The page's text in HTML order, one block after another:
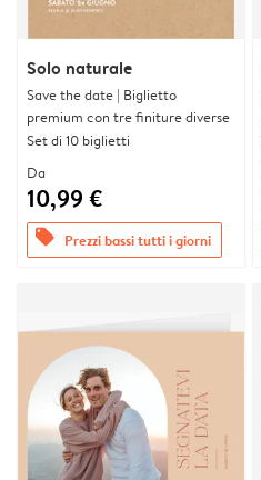
Solo naturale
Save the date | Biglietto
premium con tre finiture diverse
Set di 10 biglietti
Da
10,99 €
offers Prezzi bassi tutti i giorni